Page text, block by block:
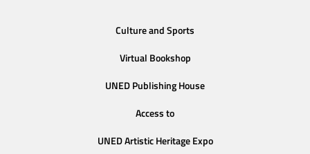
Culture and Sports
Virtual Bookshop
UNED Publishing House
Access to
UNED Artistic Heritage Expo